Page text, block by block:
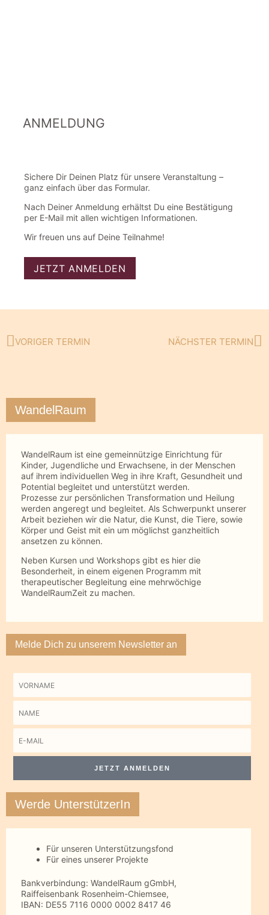
ANMELDUNG
Sichere Dir Deinen Platz für unsere Veranstaltung –
ganz einfach über das Formular.
Nach Deiner Anmeldung erhältst Du eine Bestätigung
per E-Mail mit allen wichtigen Informationen.
Wir freuen uns auf Deine Teilnahme!
JETZT ANMELDEN
Zurück
VORIGER TERMIN NÄCHSTER TERMIN
WandelRaum
WandelRaum ist eine gemeinnützige Einrichtung für
Kinder, Jugendliche und Erwachsene, in der Menschen
auf ihrem individuellen Weg in ihre Kraft, Gesundheit und
Potential begleitet und unterstützt werden.
Prozesse zur persönlichen Transformation und Heilung
werden angeregt und begleitet. Als Schwerpunkt unserer
Arbeit beziehen wir die Natur, die Kunst, die Tiere, sowie
Körper und Geist mit ein um möglichst ganzheitlich
ansetzen zu können.
Neben Kursen und Workshops gibt es hier die
Besonderheit, in einem eigenen Programm mit
therapeutischer Begleitung eine mehrwöchige
WandelRaumZeit zu machen.
Melde Dich zu unserem Newsletter an
Vorname
Name
E-
Mail
JETZT ANMELDEN
Werde UnterstützerIn
Für unseren Unterstützungsfond
Für eines unserer Projekte
Bankverbindung: WandelRaum gGmbH,
Raiffeisenbank Rosenheim-Chiemsee,
IBAN: DE55 7116 0000 0002 8417 46